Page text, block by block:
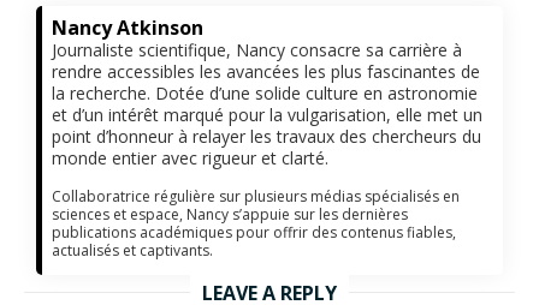
Nancy Atkinson
Journaliste scientifique, Nancy consacre sa carrière à
rendre accessibles les avancées les plus fascinantes de
la recherche. Dotée d’une solide culture en astronomie
et d’un intérêt marqué pour la vulgarisation, elle met un
point d’honneur à relayer les travaux des chercheurs du
monde entier avec rigueur et clarté.
Collaboratrice régulière sur plusieurs médias spécialisés en
sciences et espace, Nancy s’appuie sur les dernières
publications académiques pour offrir des contenus fiables,
actualisés et captivants.
LEAVE A REPLY